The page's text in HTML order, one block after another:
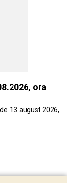
ora
13 august 2026,